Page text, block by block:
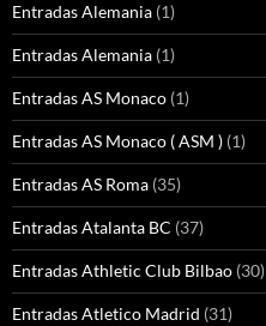
Entradas Alemania (1)
Entradas Alemania (1)
Entradas AS Monaco (1)
Entradas AS Monaco ( ASM ) (1)
Entradas AS Roma (35)
Entradas Atalanta BC (37)
Entradas Athletic Club Bilbao (30)
Entradas Atletico Madrid (31)